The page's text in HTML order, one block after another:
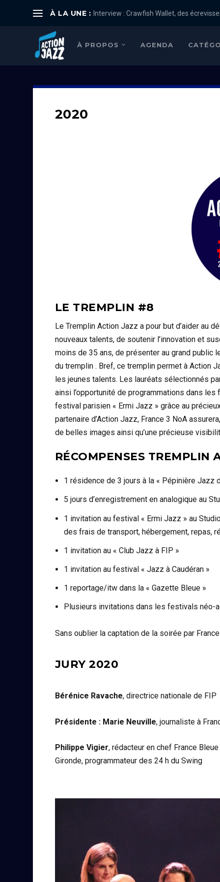
À LA UNE : Interview : Crawfish Wallet, des
À PROPOS AGENDA
2020
LE TREMPLIN #8
Le Tremplin Action Jazz a pour but d’aider au
nouveaux talents, de soutenir l’innovation et
moins de 35 ans, de présenter au grand
du tremplin . Bref, ce tremplin permet à Action
les jeunes talents. Les lauréats sélectionnés
ainsi l’opportunité de programmations dans
festival parisien « Ermi Jazz » grâce au
partenaire d’Action Jazz, France 3 NoA
de belles images ainsi qu’une précieuse
RÉCOMPENSES TREMPLIN
1 résidence de 3 jours à la « Pépinière Jazz
5 jours d’enregistrement en analogique au
1 invitation au festival « Ermi Jazz » au
des frais de transport, hébergement, repas,
1 invitation au « Club Jazz à FIP »
1 invitation au festival « Jazz à Caudéran »
1 reportage/itw dans la « Gazette Bleue »
Plusieurs invitations dans les festivals néo-
Sans oublier la captation de la soirée par
JURY 2020
Bérénice Ravache, directrice nationale de FIP
Présidente : Marie Neuville, journaliste à
Philippe Vigier, rédacteur en chef France Bleue
Gironde, programmateur des 24 h du Swing